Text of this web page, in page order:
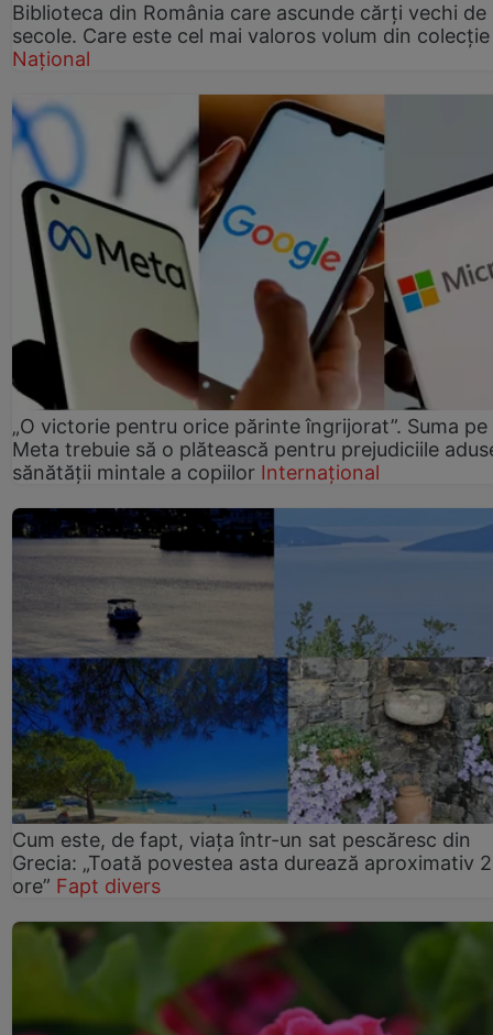
Biblioteca din România care ascunde cărți vechi de
secole. Care este cel mai valoros volum din colecție
Național
„O victorie pentru orice părinte îngrijorat”. Suma pe
Meta trebuie să o plătească pentru prejudiciile
sănătății mintale a copiilor Internațional
Cum este, de fapt, viața într-un sat pescăresc din
Grecia: „Toată povestea asta durează aproximativ
ore” Fapt divers